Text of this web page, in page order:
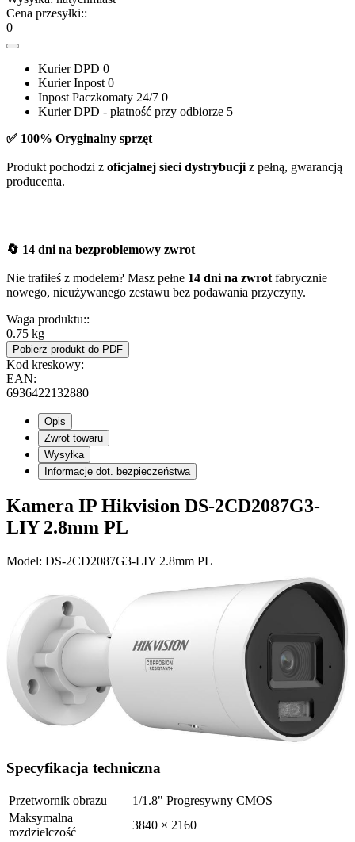
Cena przesyłki::
0
Kurier DPD 0
Kurier Inpost 0
Inpost Paczkomaty 24/7 0
Kurier DPD - płatność przy odbiorze 5
✅ 100% Oryginalny sprzęt
Produkt pochodzi z oficjalnej sieci dystrybucji z pełną, gwarancją
producenta.
🔄 14 dni na bezproblemowy zwrot
Nie trafiłeś z modelem? Masz pełne 14 dni na zwrot fabrycznie
nowego, nieużywanego zestawu bez podawania przyczyny.
Waga produktu::
0.75 kg
Pobierz produkt do PDF
Kod kreskowy:
EAN:
6936422132880
Opis
Zwrot towaru
Wysyłka
Informacje dot. bezpieczeństwa
Kamera IP Hikvision DS-2CD2087G3-
LIY 2.8mm PL
Model: DS-2CD2087G3-LIY 2.8mm PL
Specyfikacja techniczna
Przetwornik obrazu
1/1.8" Progresywny CMOS
Maksymalna
rozdzielczość
3840 × 2160